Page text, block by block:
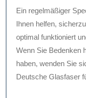
Ein regelmäßiger
Ihnen helfen,
optimal funktioniert
Wenn Sie Bedenken
haben, wenden Sie
Deutsche Glasfaser